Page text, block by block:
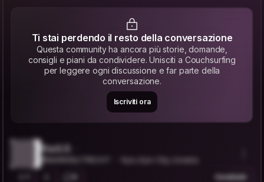
Ti stai perdendo il resto della conversazione
Questa community ha ancora più storie, domande,
consigli e piani da condividere. Unisciti a Couchsurfing
per leggere ogni discussione e far parte della
conversazione.
Iscriviti ora
Mark R.
Kyiv, Kyiv City, Ucraina
Condividi